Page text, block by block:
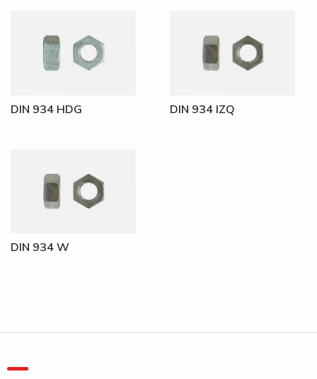
DIN 934 HDG DIN 934 IZQ
DIN 934 W